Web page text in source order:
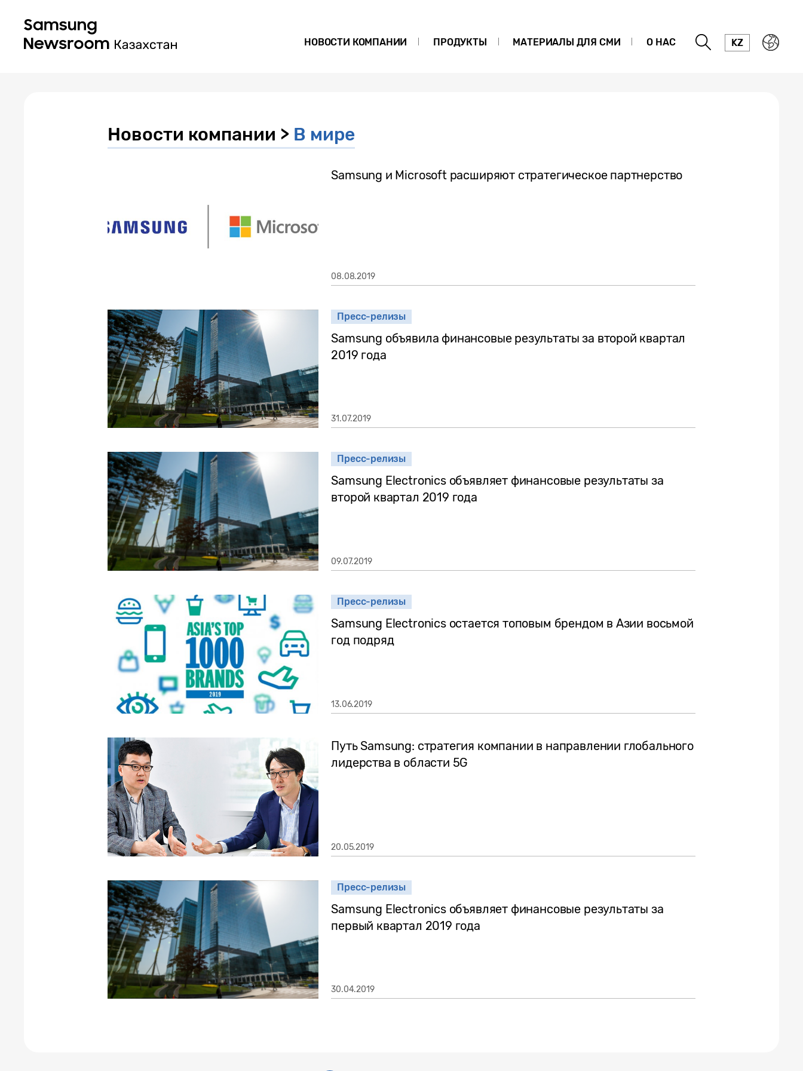
НОВОСТИ КОМПАНИИ ПРОДУКТЫ МАТЕРИАЛЫ ДЛЯ СМИ О НАС KZ
Новости компании > В мире
Samsung и Microsoft расширяют стратегическое партнерство
08.08.2019
Пресс-релизы
Samsung объявила финансовые результаты за второй квартал
2019 года
31.07.2019
Пресс-релизы
Samsung Electronics объявляет финансовые результаты за
второй квартал 2019 года
09.07.2019
Пресс-релизы
Samsung Electronics остается топовым брендом в Азии восьмой
год подряд
13.06.2019
Путь Samsung: стратегия компании в направлении глобального
лидерства в области 5G
20.05.2019
Пресс-релизы
Samsung Electronics объявляет финансовые результаты за
первый квартал 2019 года
30.04.2019